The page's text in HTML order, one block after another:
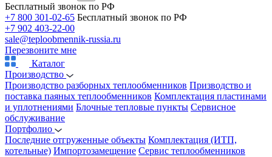
Бесплатный звонок по РФ
+7 800 301-02-65 Бесплатный звонок по РФ
+7 902 403-22-00
sale@teploobmennik-russia.ru
Перезвоните мне
Каталог
Производство
Производство разборных теплообменников Призводство и
поставка паяных теплообменников Комплектация пластинами
и уплотнениями Блочные тепловые пункты Сервисное
обслуживание
Портфолио
Последние отгруженные объекты Комплектация (ИТП,
котельные) Импортозамещение Сервис теплообменников